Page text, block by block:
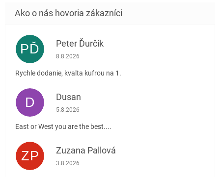
PĎ Peter Ďurčík
Hodnotenie obchodu je 5 z 5 hviezdičiek.
8.8.2026
Rychle dodanie, kvalta kufrou na 1.
D Dusan
Hodnotenie obchodu je 5 z 5 hviezdičiek.
5.8.2026
East or West you are the best....
ZP Zuzana Pallová
Hodnotenie obchodu je 5 z 5 hviezdičiek.
3.8.2026